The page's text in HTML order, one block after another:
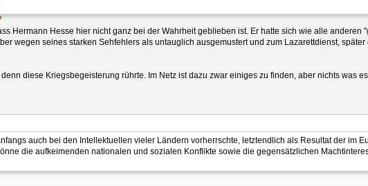
Hermann Hesse hier nicht ganz bei der Wahrheit geblieben ist. Er hatte sich wie alle anderen
wegen seines starken Sehfehlers als untauglich ausgemustert und zum Lazarettdienst, später
diese Kriegsbegeisterung rührte. Im Netz ist dazu zwar einiges zu finden, aber nichts was
auch bei den Intellektuellen vieler Ländern vorherrschte, letztendlich als Resultat der im
die aufkeimenden nationalen und sozialen Konflikte sowie die gegensätzlichen